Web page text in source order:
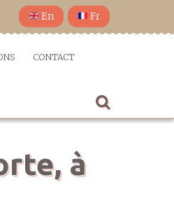
En Fr
CONTACT
à